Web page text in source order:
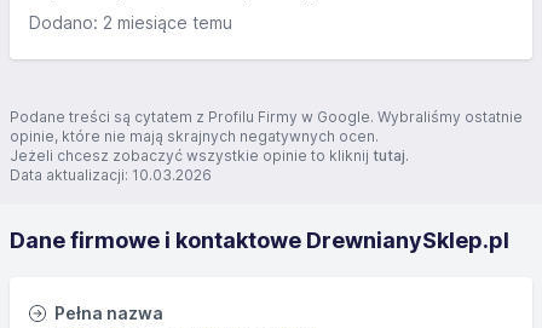
jesienią. Niestety, po przejrzeniu innych opinii widzę, że
opóźnienia i brak rzetelności zdarzają się u nich niezależnie
od pory roku. Edycja: Pudełko, w miarę okej, lecz sposób
związania- można by wymienić na cokolwiek innego i
wykończonego i będzie wyglądało 1000 razy lepiej.
Dodano: 2 miesiące temu
Podane treści są cytatem z Profilu Firmy w Google. Wybraliśmy ostatnie
opinie, które nie mają skrajnych negatywnych ocen.
Jeżeli chcesz zobaczyć wszystkie opinie to kliknij tutaj.
Data aktualizacji: 10.03.2026
Dane firmowe i kontaktowe DrewnianySklep.pl
Pełna nazwa